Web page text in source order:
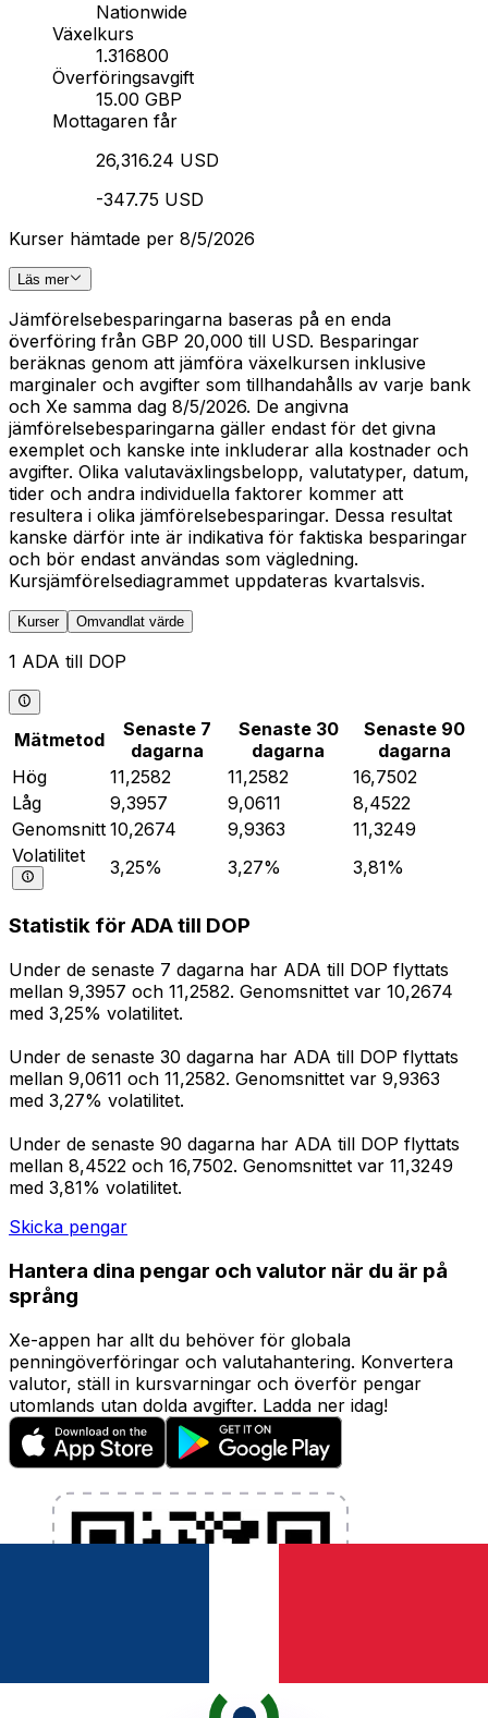
Nationwide
Växelkurs
1.316800
Överföringsavgift
15.00 GBP
Mottagaren får
26,316.24 USD
-347.75 USD
Kurser hämtade per 8/5/2026
Läs mer
Jämförelsebesparingarna baseras på en enda
överföring från GBP 20,000 till USD. Besparingar
beräknas genom att jämföra växelkursen inklusive
marginaler och avgifter som tillhandahålls av varje bank
och Xe samma dag 8/5/2026. De angivna
jämförelsebesparingarna gäller endast för det givna
exemplet och kanske inte inkluderar alla kostnader och
avgifter. Olika valutaväxlingsbelopp, valutatyper, datum,
tider och andra individuella faktorer kommer att
resultera i olika jämförelsebesparingar. Dessa resultat
kanske därför inte är indikativa för faktiska besparingar
och bör endast användas som vägledning.
Kursjämförelsediagrammet uppdateras kvartalsvis.
Kurser Omvandlat värde
1 ADA till DOP
Mätmetod
Senaste 7
dagarna
Senaste 30
dagarna
Senaste 90
dagarna
Hög
11,2582 11,2582
16,7502
Låg
9,3957 9,0611
8,4522
Genomsnitt 10,2674 9,9363
11,3249
Volatilitet
3,25% 3,27% 3,81%
Statistik för ADA till DOP
Under de senaste 7 dagarna har ADA till DOP flyttats
mellan 9,3957 och 11,2582. Genomsnittet var 10,2674
med 3,25% volatilitet.
Under de senaste 30 dagarna har ADA till DOP flyttats
mellan 9,0611 och 11,2582. Genomsnittet var 9,9363
med 3,27% volatilitet.
Under de senaste 90 dagarna har ADA till DOP flyttats
mellan 8,4522 och 16,7502. Genomsnittet var 11,3249
med 3,81% volatilitet.
Skicka pengar
Hantera dina pengar och valutor när du är på
språng
Xe-appen har allt du behöver för globala
penningöverföringar och valutahantering. Konvertera
valutor, ställ in kursvarningar och överför pengar
utomlands utan dolda avgifter. Ladda ner idag!